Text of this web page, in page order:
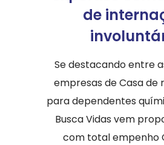
de
Se destacando entre
empresas de Casa de
para dependentes
Busca Vidas vem
com total empenho